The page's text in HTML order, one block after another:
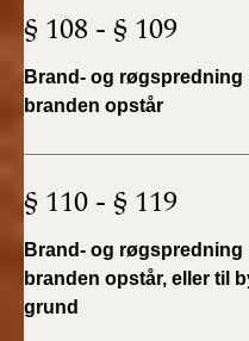
Tidligere BR (1961-
2010)
§ 108 - § 109
Brand- og røgspredning
branden opstår
§ 110 - § 119
Brand- og
branden opstår, eller til
grund